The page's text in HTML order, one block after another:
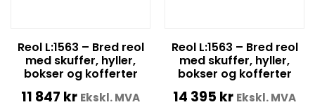
Reol L:1563 – Bred reol
med skuffer, hyller,
bokser og kofferter
11 847 kr Ekskl. MVA
Reol L:1563 – Bred reol
med skuffer, hyller,
bokser og kofferter
14 395 kr Ekskl. MVA